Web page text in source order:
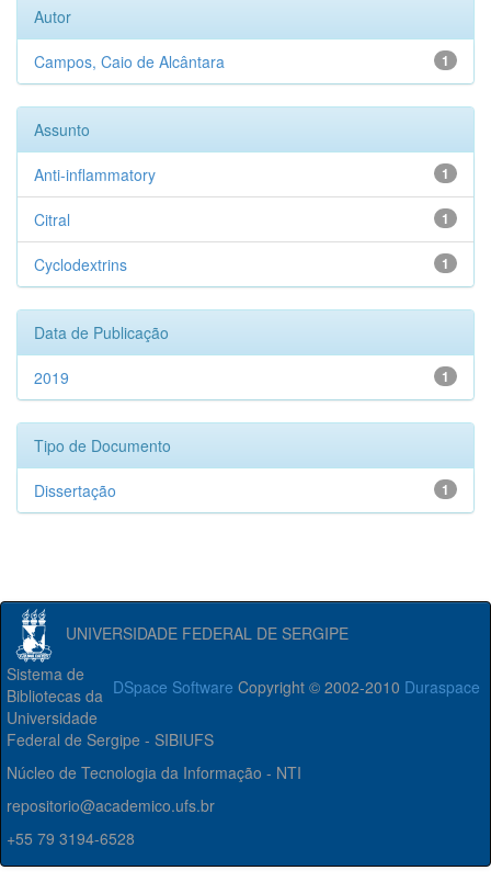
Autor
1
Campos, Caio de Alcântara
Assunto
1
Anti-inflammatory
1
Citral
1
Cyclodextrins
Data de Publicação
1
2019
Tipo de Documento
1
Dissertação
UNIVERSIDADE FEDERAL DE SERGIPE
DSpace Software Copyright © 2002-2010 Duraspace
Sistema de
Bibliotecas da
Universidade
Federal de Sergipe - SIBIUFS
Núcleo de Tecnologia da Informação - NTI
repositorio@academico.ufs.br
+55 79 3194-6528